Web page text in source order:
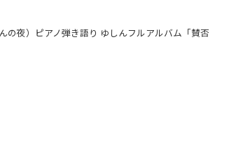
の夜）ピアノ弾き語り ゆしんフルアルバム「賛否